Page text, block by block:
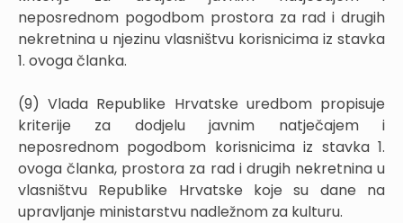
neposrednom pogodbom prostora za rad i drugih
nekretnina u njezinu vlasništvu korisnicima iz stavka
1. ovoga članka.
(9) Vlada Republike Hrvatske uredbom propisuje
kriterije za dodjelu javnim natječajem i
neposrednom pogodbom korisnicima iz stavka 1.
ovoga članka, prostora za rad i drugih nekretnina u
vlasništvu Republike Hrvatske koje su dane na
upravljanje ministarstvu nadležnom za kulturu.